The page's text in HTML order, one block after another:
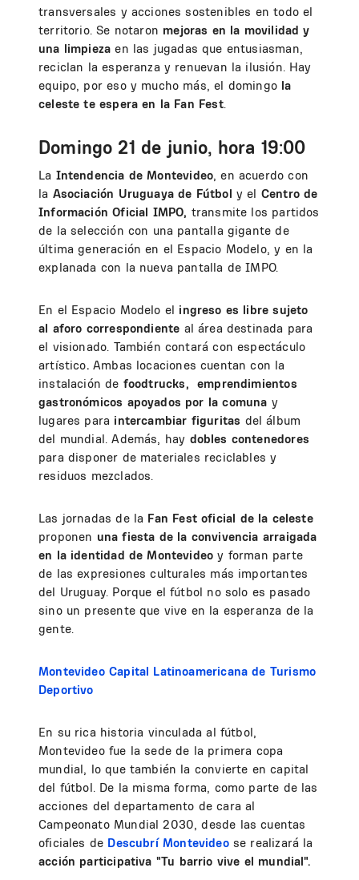
transversales y acciones sostenibles en todo el
territorio. Se notaron mejoras en la movilidad y
una limpieza en las jugadas que entusiasman,
reciclan la esperanza y renuevan la ilusión. Hay
equipo, por eso y mucho más, el domingo la
celeste te espera en la Fan Fest.
Domingo 21 de junio, hora 19:00
La Intendencia de Montevideo, en acuerdo con
la Asociación Uruguaya de Fútbol y el Centro de
Información Oficial IMPO, transmite los partidos
de la selección con una pantalla gigante de
última generación en el Espacio Modelo, y en la
explanada con la nueva pantalla de IMPO.
En el Espacio Modelo el ingreso es libre sujeto
al aforo correspondiente al área destinada para
el visionado. También contará con espectáculo
artístico. Ambas locaciones cuentan con la
instalación de foodtrucks, emprendimientos
gastronómicos apoyados por la comuna y
lugares para intercambiar figuritas del álbum
del mundial. Además, hay dobles contenedores
para disponer de materiales reciclables y
residuos mezclados.
Las jornadas de la Fan Fest oficial de la celeste
proponen una fiesta de la convivencia arraigada
en la identidad de Montevideoy forman parte
de las expresiones culturales más importantes
del Uruguay. Porque el fútbol no solo es pasado
sino un presente que vive en la esperanza de la
gente.
Montevideo Capital Latinoamericana de Turismo
Deportivo
En su rica historia vinculada al fútbol,
Montevideo fue la sede de la primera copa
mundial, lo que también la convierte en capital
del fútbol. De la misma forma, como parte de las
acciones del departamento de cara al
Campeonato Mundial 2030, desde las cuentas
oficiales de Descubrí Montevideose realizará la
acción participativa "Tu barrio vive el mundial".